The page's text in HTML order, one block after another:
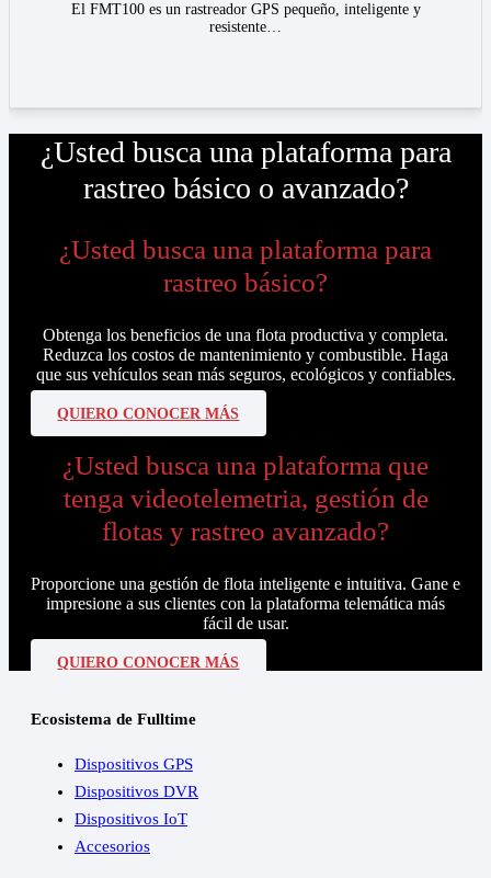
El FMT100 es un rastreador GPS pequeño, inteligente y
resistente…
¿Usted busca una plataforma para
rastreo básico o avanzado?
¿Usted busca una plataforma para
rastreo básico?
Obtenga los beneficios de una flota productiva y completa.
Reduzca los costos de mantenimiento y combustible. Haga
que sus vehículos sean más seguros, ecológicos y confiables.
QUIERO CONOCER MÁS
¿Usted busca una plataforma que
tenga videotelemetria, gestión de
flotas y rastreo avanzado?
Proporcione una gestión de flota inteligente e intuitiva. Gane e
impresione a sus clientes con la plataforma telemática más
fácil de usar.
QUIERO CONOCER MÁS
Ecosistema de Fulltime
Dispositivos GPS
Dispositivos DVR
Dispositivos IoT
Accesorios